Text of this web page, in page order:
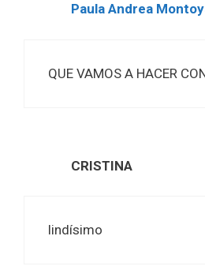
Paula Andrea
QUE VAMOS A HACER
CRISTINA
lindísimo